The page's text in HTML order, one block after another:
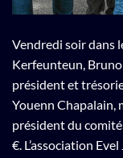
Vendredi soir dans
Kerfeunteun,
président et
Youenn Chapalain,
président du
€. L’association